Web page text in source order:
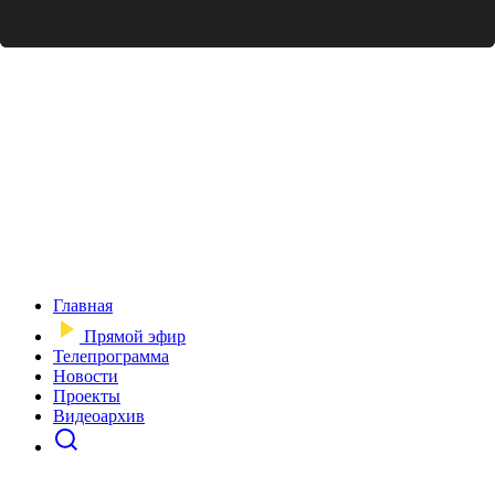
Главная
Прямой эфир
Телепрограмма
Новости
Проекты
Видеоархив